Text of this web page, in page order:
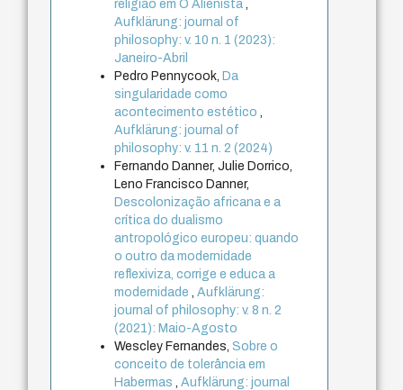
religião em O Alienista
Aufklärung: journal of
philosophy: v. 10 n. 1 (2023):
Janeiro-Abril
Pedro Pennycook,Da
singularidade como
acontecimento estético
Aufklärung: journal of
philosophy: v. 11 n. 2 (2024)
Fernando Danner, Julie Dorrico,
Leno Francisco Danner,
Descolonização africana e a
crítica do dualismo
antropológico europeu: quando
o outro da modernidade
reflexiviza, corrige e educa a
modernidade
,Aufklärung:
journal of philosophy: v. 8 n. 2
(2021): Maio-Agosto
Wescley Fernandes,Sobre o
conceito de tolerância em
Habermas
,Aufklärung: journal